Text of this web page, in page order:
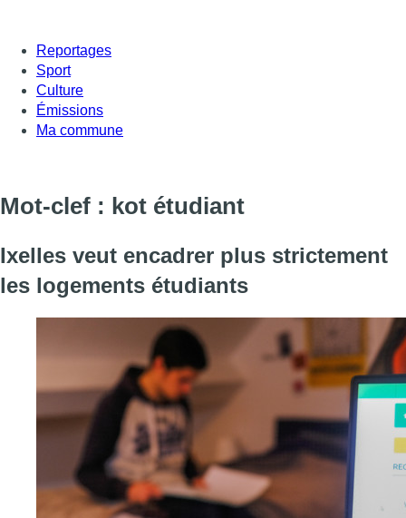
Reportages
Sport
Culture
Émissions
Ma commune
Mot-clef : kot étudiant
Ixelles veut encadrer plus strictement
les logements étudiants